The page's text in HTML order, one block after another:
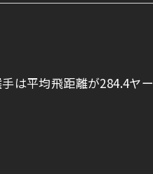
は平均飛距離が284.4ヤー